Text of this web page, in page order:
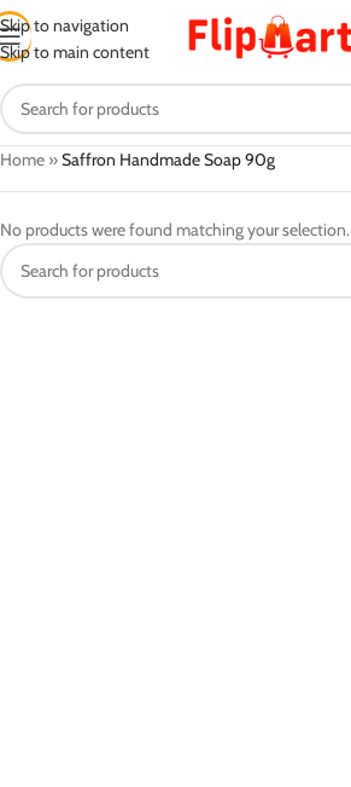
Skip to navigation
Skip to main content
Home »Saffron Handmade Soap 90g
No products were found matching your selection.